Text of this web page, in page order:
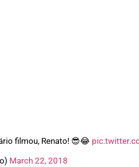
filmou, Renato! 😎😂
March 22, 2018